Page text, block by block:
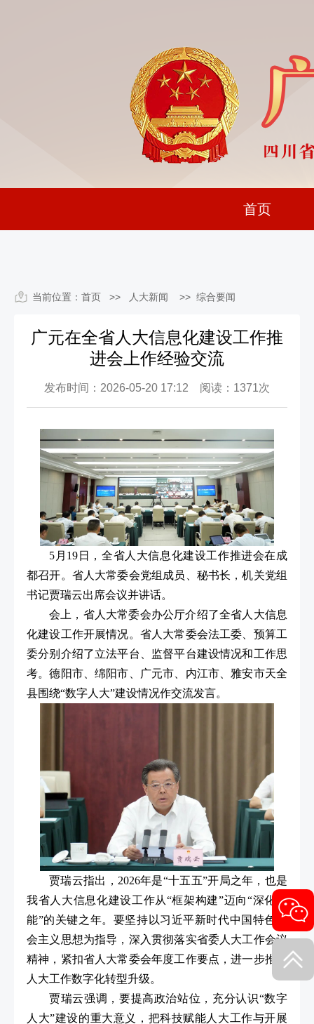
首页
当前位置： 首页 >> 人大新闻 >> 综合要闻
广元在全省人大信息化建设工作推
进会上作经验交流
发布时间：2026-05-20 17:12 阅读：1371次
5月19日，全省人大信息化建设工作推进会在成
都召开。省人大常委会党组成员、秘书长，机关党组
书记贾瑞云出席会议并讲话。
会上，省人大常委会办公厅介绍了全省人大信息
化建设工作开展情况。省人大常委会法工委、预算工
委分别介绍了立法平台、监督平台建设情况和工作思
考。德阳市、绵阳市、广元市、内江市、雅安市天全
县围绕“数字人大”建设情况作交流发言。
贾瑞云指出，2026年是“十五五”开局之年，也是
我省人大信息化建设工作从“框架构建”迈向“深化赋
能”的关键之年。要坚持以习近平新时代中国特色社
会主义思想为指导，深入贯彻落实省委人大工作会议
精神，紧扣省人大常委会年度工作要点，进一步推进
人大工作数字化转型升级。
贾瑞云强调，要提高政治站位，充分认识“数字
人大”建设的重大意义，把科技赋能人大工作与开展